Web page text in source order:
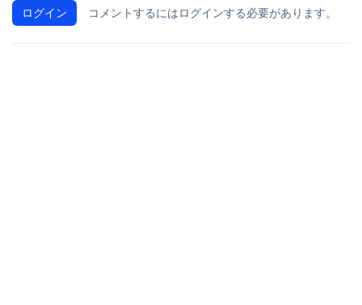
ログイン コメントするにはログインする必要があります。